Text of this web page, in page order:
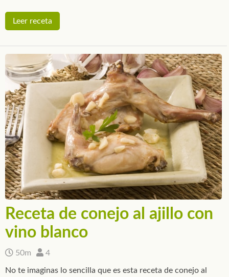
Leer receta
Receta de conejo al ajillo con
vino blanco
50m 4
No te imaginas lo sencilla que es esta receta de conejo al